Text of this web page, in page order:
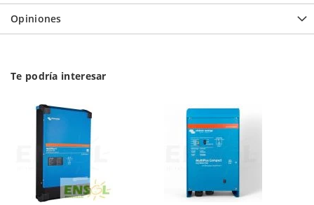
Opiniones
Te podría interesar